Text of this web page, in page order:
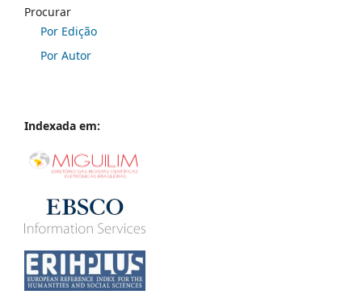
Procurar
Por Edição
Por Autor
Indexada em: